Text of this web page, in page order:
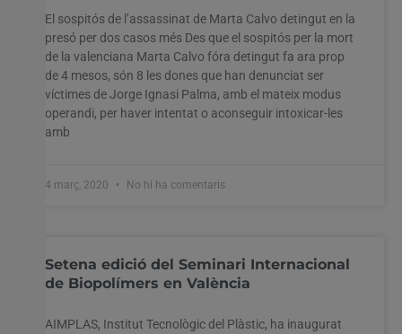
El sospitós de l’assassinat de Marta Calvo detingut en la
presó per dos casos més Des que el sospitós per la mort
de la valenciana Marta Calvo fóra detingut fa ara prop
de 4 mesos, són 8 les dones que han denunciat ser
víctimes de Jorge Ignasi Palma, amb el mateix modus
operandi, per haver intentat o aconseguir intoxicar-les
amb
4 març, 2020 No hi ha comentaris
Setena edició del Seminari Internacional
de Biopolímers en València
AIMPLAS, Institut Tecnològic del Plàstic, ha inaugurat